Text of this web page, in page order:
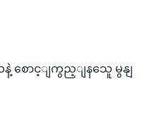
နဲ့ စောင့ျကွည့ျနသေူ မွနျ